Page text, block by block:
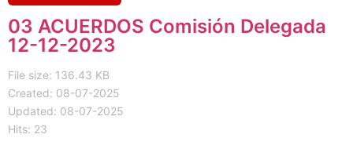
03 ACUERDOS Comisión Delegada
12-12-2023
File size: 136.43 KB
Created: 08-07-2025
Updated: 08-07-2025
Hits: 23